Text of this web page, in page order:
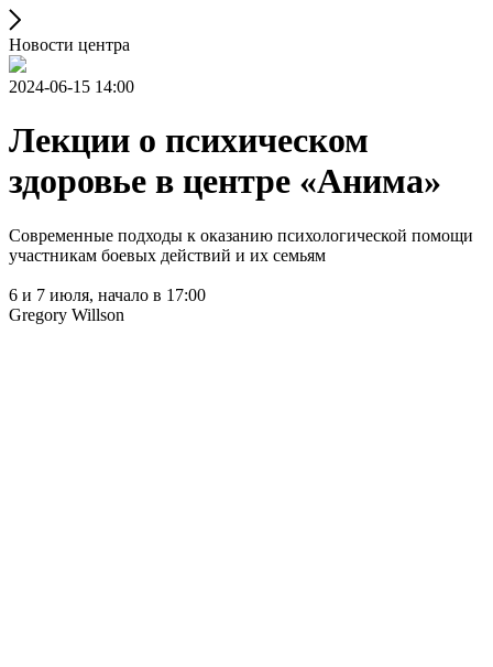
Новости центра
2024-06-15 14:00
Лекции о психическом
здоровье в центре «Анима»
Современные подходы к оказанию психологической помощи
участникам боевых действий и их семьям
6 и 7 июля, начало в 17:00
Gregory Willson